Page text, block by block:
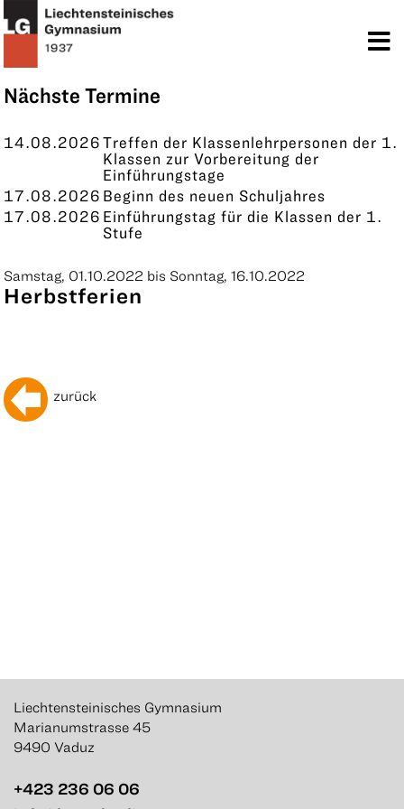
Nächste Termine
14.08.2026Treffen der Klassenlehrpersonen der 1.
Klassen zur Vorbereitung der
Einführungstage
17.08.2026 Beginn des neuen Schuljahres
17.08.2026 Einführungstag für die Klassen der 1.
Stufe
KONTAKT
Samstag, 01.10.2022 bis Sonntag, 16.10.2022
Herbstferien
zurück
Liechtensteinisches Gymnasium
Marianumstrasse 45
9490 Vaduz
+423 236 06 06